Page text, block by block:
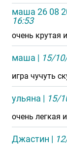
маша 26 08
16:53
очень крутая
маша | 15/
игра чучуть
ульяна | 15/
очень легкая
Джастин |